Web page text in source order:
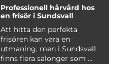
Professionell hårvård hos
en frisör i Sundsvall
Att hitta den perfekta
frisören kan vara en
utmaning, men i Sundsvall
finns flera salonger som ...